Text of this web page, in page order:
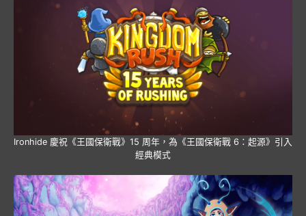
Ironhide 慶祝《王國保衛戰》15 周年，為《王國保衛戰 6：起源》引入
經典模式